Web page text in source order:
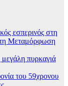
εσπερινός στη
Μεταμόρφωση
μεγάλη πυρκαγιά
του 59χρονου